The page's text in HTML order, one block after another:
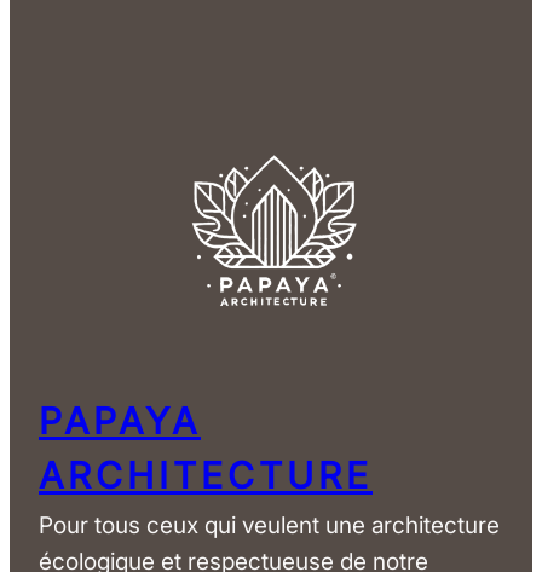
PAPAYA
ARCHITECTURE
Pour tous ceux qui veulent une architecture
écologique et respectueuse de notre